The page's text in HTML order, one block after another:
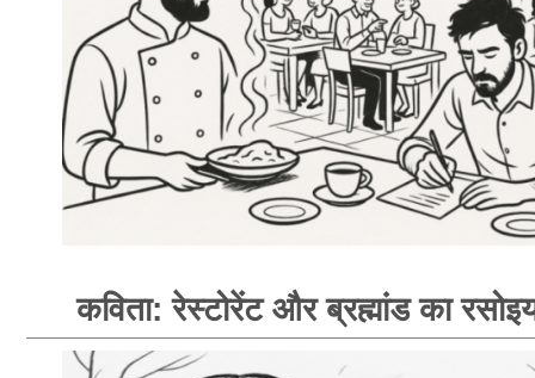
कविता: रेस्टोरेंट और ब्रह्मांड का